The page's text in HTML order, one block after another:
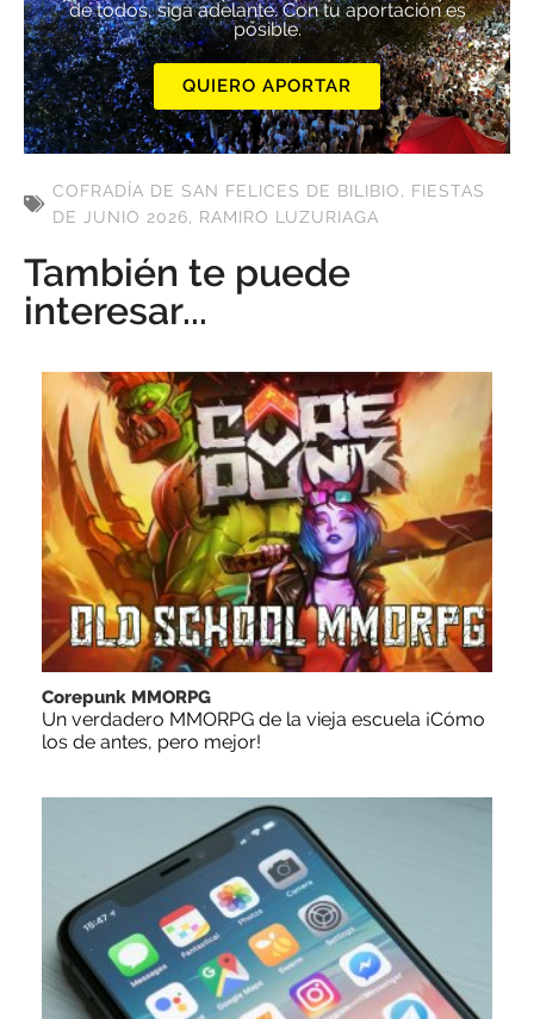
de todos, siga adelante. Con tu aportación es
posible.
QUIERO APORTAR
COFRADÍA DE SAN FELICES DE BILIBIO, FIESTAS
DE JUNIO 2026, RAMIRO LUZURIAGA
También te puede
interesar...
Corepunk MMORPG
Un verdadero MMORPG de la vieja escuela ¡Cómo
los de antes, pero mejor!